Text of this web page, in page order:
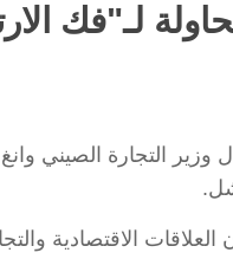
لـ"فك
2025 (شينخوا) قال وزير
الاقتصادية